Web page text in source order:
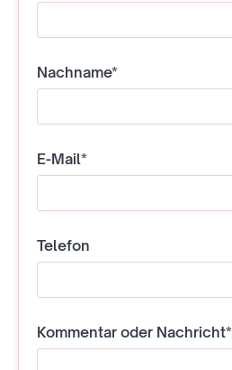
Nachname*
E-Mail*
Telefon
Kommentar oder Nachricht*